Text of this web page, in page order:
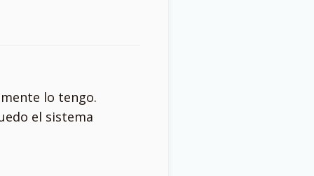
lo tengo.
el sistema